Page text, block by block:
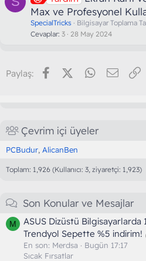
Max ve Profesyonel
SpecialTricks
Bilgisayar Toplama
Cevaplar 3 28 May 2024
Paylaş: FacebookX (Twitter)WhatsApp
E-posta
Çevrim içi üyeler
PCBudur AlicanBen
Toplam: 1,926 (Kullanıcı: 3, ziyaretçi: 1,923)
Son Konular ve Mesajlar
M
ASUS Dizüstü Bilgisayarlarda
Trendyol Sepette %5 indirim!
En son: Merdsa
Bugün 17:17
Sıcak Fırsatlar